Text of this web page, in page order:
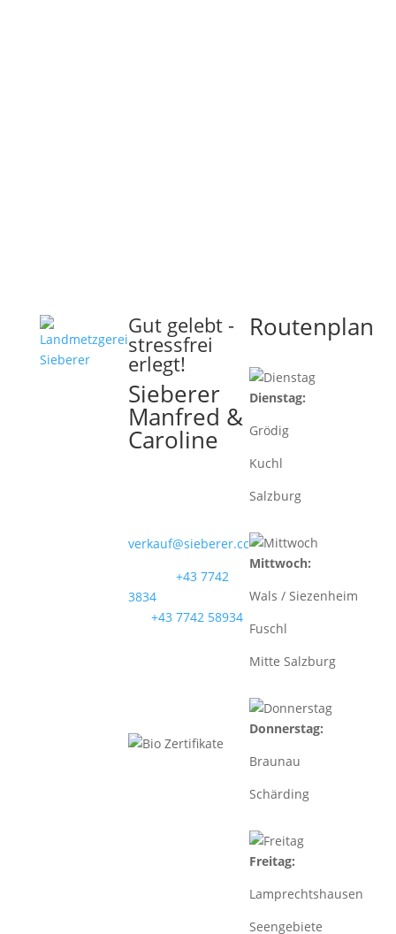
Gut gelebt -
stressfrei
erlegt!
Sieberer
Manfred &
Caroline
verkauf@sieberer.cc
+43 7742
3834
+43 7742 58934
Routenplan
Dienstag:
Grödig
Kuchl
Salzburg
Mittwoch:
Wals / Siezenheim
Fuschl
Mitte Salzburg
Donnerstag:
Braunau
Schärding
Freitag:
Lamprechtshausen
Seengebiete